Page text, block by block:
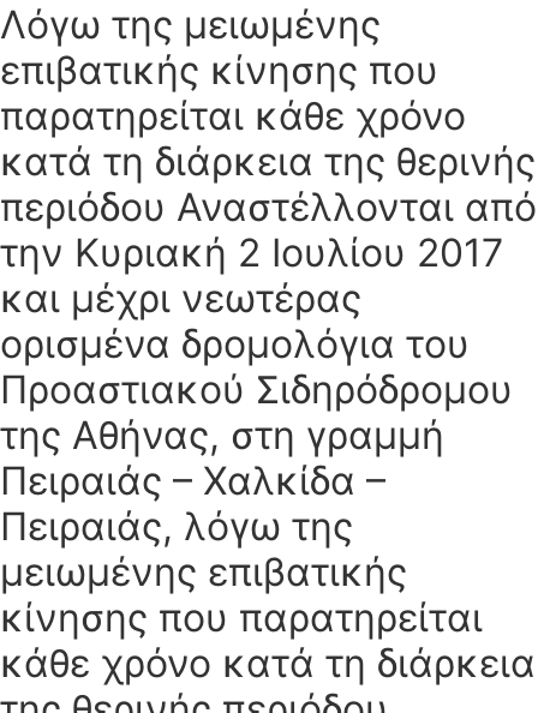
Λόγω της μειωμένης
επιβατικής κίνησης που
παρατηρείται κάθε χρόνο
κατά τη διάρκεια της θερινής
περιόδου Αναστέλλονται από
την Κυριακή 2 Ιουλίου 2017
και μέχρι νεωτέρας
ορισμένα δρομολόγια του
Προαστιακού Σιδηρόδρομου
της Αθήνας, στη γραμμή
Πειραιάς – Χαλκίδα –
Πειραιάς, λόγω της
μειωμένης επιβατικής
κίνησης που παρατηρείται
κάθε χρόνο κατά τη διάρκεια